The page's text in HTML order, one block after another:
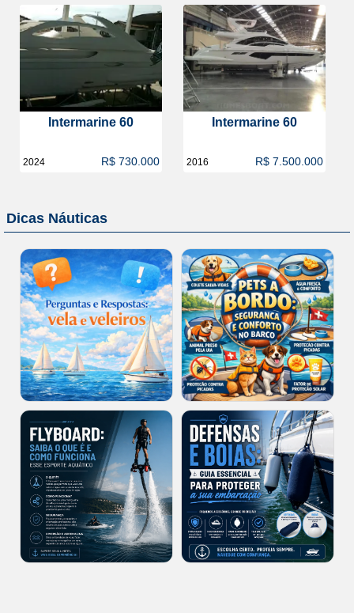
Intermarine 60
2024 R$ 730.000
Intermarine 60
2016 R$ 7.500.000
Dicas Náuticas